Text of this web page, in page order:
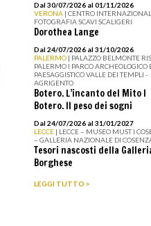
Dal 30/07/2026 al 01/11/2026
VERONA | CENTRO
FOTOGRAFIA SCAVI SCALIGERI
Dorothea Lange
Dal 24/07/2026 al 31/10/2026
PALERMO | PALAZZO BELMONTE
PALERMO I PARCO ARCHEOLOGICO
PAESAGGISTICO VALLE DEI TEMPLI -
AGRIGENTO
Botero. L’incanto del Mito I
Botero. Il peso dei sogni
Dal 24/07/2026 al 31/01/2027
LECCE | LECCE – MUSEO MUST I
– GALLERIA NAZIONALE DI
Tesori nascosti della
Borghese
LEGGI TUTTO >